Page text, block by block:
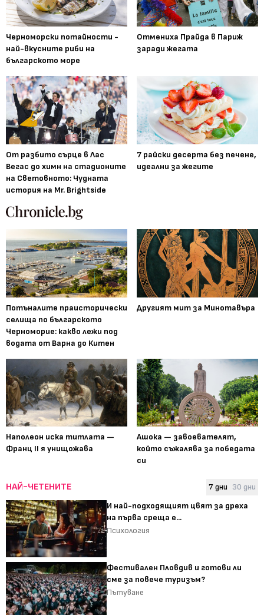
Черноморски потайности -
най-вкусните риби на
българското море
Отмениха Прайда в Париж
заради жегата
От разбито сърце в Лас
Вегас до химн на стадионите
на Световното: Чудната
история на Mr. Brightside
7 райски десерта без печене,
идеални за жегите
Потъналите праисторически
селища по българското
Черноморие: какво лежи под
водата от Варна до Китен
Другият мит за Минотавъра
Наполеон иска титлата —
Франц II я унищожава
Ашока — завоевателят,
който съжалява за победата
си
НАЙ-ЧЕТЕНИТЕ 7 дни 30 дни
И най-подходящият цвят за дреха
на първа среща е...
Психология
Фестивален Пловдив и готови ли
сме за повече туризъм?
Пътуване